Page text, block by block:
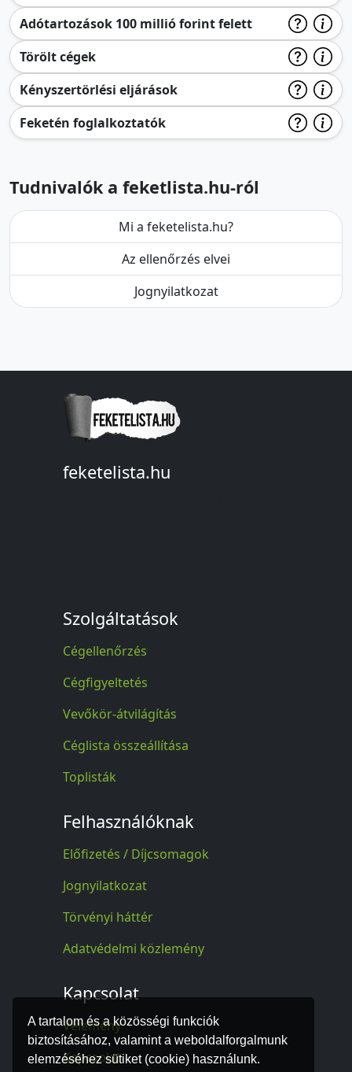
A tartalom és a közösségi funkciók
biztosításához, valamint a weboldalforgalmunk
elemzéséhez sütiket (cookie) használunk.
Adótartozások 100 millió forint felett
Törölt cégek
Kényszertörlési eljárások
Feketén foglalkoztatók
Tudnivalók a feketlista.hu-ról
Mi a feketelista.hu?
Az ellenőrzés elvei
Jognyilatkozat
feketelista.hu
Szolgáltatások
Cégellenőrzés
Cégfigyeltetés
Vevőkör-átvilágítás
Céglista összeállítása
Toplisták
Felhasználóknak
Előfizetés / Díjcsomagok
Jognyilatkozat
Törvényi háttér
Adatvédelmi közlemény
Kapcsolat
Vélemény
Kapcsolat